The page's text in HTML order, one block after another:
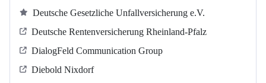
Deutsche Gesetzliche Unfallversicherung e.V.
Deutsche Rentenversicherung Rheinland-Pfalz
DialogFeld Communication Group
Diebold Nixdorf